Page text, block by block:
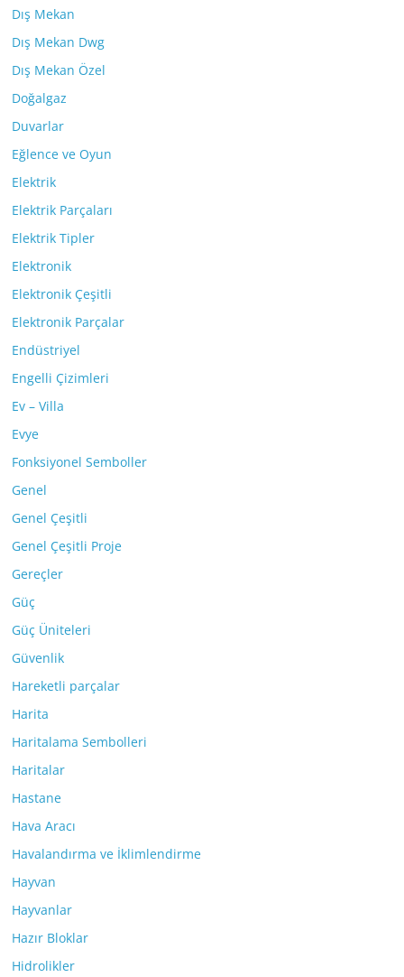
Dış Mekan
Dış Mekan Dwg
Dış Mekan Özel
Doğalgaz
Duvarlar
Eğlence ve Oyun
Elektrik
Elektrik Parçaları
Elektrik Tipler
Elektronik
Elektronik Çeşitli
Elektronik Parçalar
Endüstriyel
Engelli Çizimleri
Ev – Villa
Evye
Fonksiyonel Semboller
Genel
Genel Çeşitli
Genel Çeşitli Proje
Gereçler
Güç
Güç Üniteleri
Güvenlik
Hareketli parçalar
Harita
Haritalama Sembolleri
Haritalar
Hastane
Hava Aracı
Havalandırma ve İklimlendirme
Hayvan
Hayvanlar
Hazır Bloklar
Hidrolikler